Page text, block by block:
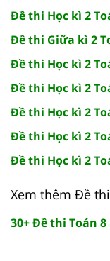
Đề thi Học kì 2
Đề thi Giữa kì 2
Đề thi Học kì 2
Đề thi Học kì 2
Đề thi Học kì 2
Đề thi Học kì 2
Đề thi Học kì 2
Xem thêm Đề
30+ Đề thi Toán